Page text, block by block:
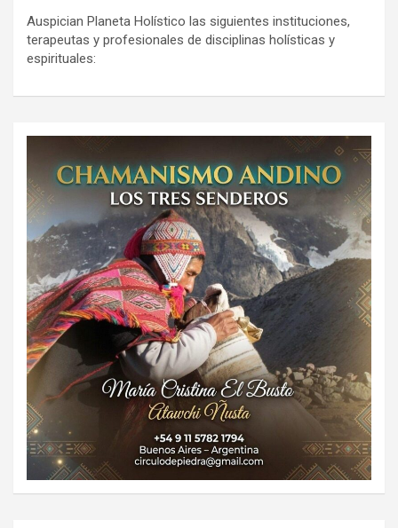
Auspician Planeta Holístico las siguientes instituciones,
terapeutas y profesionales de disciplinas holísticas y
espirituales: